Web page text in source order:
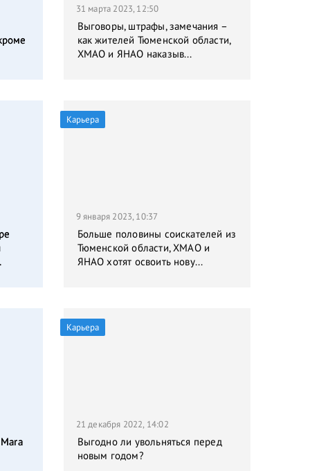
31 марта 2023, 12:50
Выговоры, штрафы, замечания –
как жителей Тюменской области,
ХМАО и ЯНАО наказыв...
Карьера
9 января 2023, 10:37
Больше половины соискателей из
Тюменской области, ХМАО и
ЯНАО хотят освоить нову...
Карьера
21 декабря 2022, 14:02
Выгодно ли увольняться перед
новым годом?